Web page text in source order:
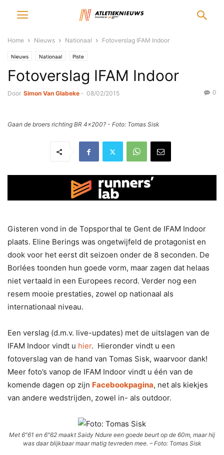
Home Nieuws Nationaal Fotoverslag IFAM Indoor
Nieuws Nationaal Piste
Fotoverslag IFAM Indoor
Door Simon Van Glabeke - 08/02/2015 0
Gaan de broers richting BR 4x200? - Foto: Tomas Sisk
Gisteren vond in de Topsporthal te Gent de IFAM Indoor
plaats. Eline Berings was ongetwijfeld de protagonist en
dook voor het eerst dit seizoen onder de 8 seconden. De
Borlées toonden hun goede vorm, maar zagen dat helaas
niet vertaald in een Europees record. Verder nog een
resem mooie prestaties, zowel op nationaal als
internationaal niveau.
Een verslag (d.m.v. live-updates) met de uitslagen van de
IFAM Indoor vindt u hier. Hieronder vindt u een
fotoverslag van de hand van Tomas Sisk, waarvoor dank!
Meer foto’s vanop de IFAM Indoor vindt u één van de
komende dagen op zijn Facebookpagina, net als kiekjes
van andere wedstrijden, zowel in- als outdoor.
Met 6″61 en 6″62 maakt Saidy Ndure een goede beurt op de 60m, maar hij
was daar blijkbaar maar matig tevreden mee. – Foto: Tomas Sisk